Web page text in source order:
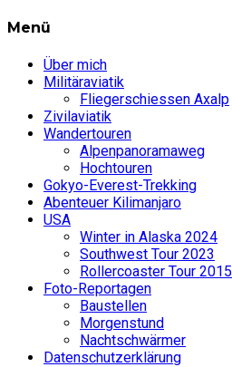
Menü
Über mich
Militäraviatik
Fliegerschiessen Axalp
Zivilaviatik
Wandertouren
Alpenpanoramaweg
Hochtouren
Gokyo-Everest-Trekking
Abenteuer Kilimanjaro
USA
Winter in Alaska 2024
Southwest Tour 2023
Rollercoaster Tour 2015
Foto-Reportagen
Baustellen
Morgenstund
Nachtschwärmer
Datenschutzerklärung